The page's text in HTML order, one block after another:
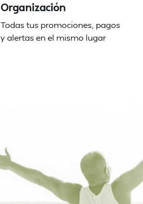
Organización
Todas tus promociones, pagos
y alertas en el mismo lugar